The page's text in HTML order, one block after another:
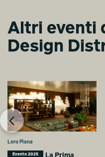
Altri eventi
Design
Loro Piana
Evento 2025
La Prima